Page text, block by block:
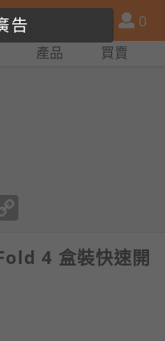
尋
產
品
比
會
員
0
產品 買賣
4 盒裝快速開
告